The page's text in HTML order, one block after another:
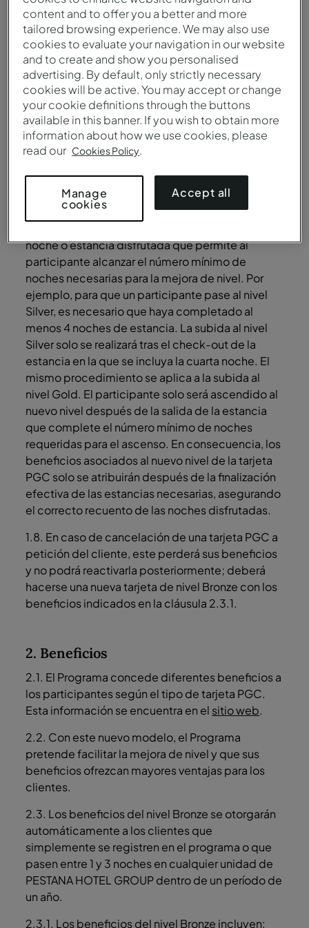
2.12, a), que no se concederá. Si el cliente se
identifica como PGC en el momento del check-
in, se aplicarán el resto de ventajas.
1.7. En relación con el punto anterior, informamos
de que la transición de nivel de la tarjeta PGC
solo puede calcularse en función de las estancias
realizadas a través de los sitios web de PESTANA
HOTEL GROUP, los centros de atención al cliente
hoteleros. Las transiciones de nivel de la tarjeta
PGC, así como la consiguiente atribución de los
beneficios asociados, se producen
noche o estancia disfrutada que permite al
participante alcanzar el número mínimo de
noches necesarias para la mejora de nivel. Por
ejemplo, para que un participante pase al nivel
Silver, es necesario que haya completado al
menos 4 noches de estancia. La subida al nivel
Silver solo se realizará tras el check-out de la
estancia en la que se incluya la cuarta noche. El
mismo procedimiento se aplica a la subida al
nivel Gold. El participante solo será ascendido al
nuevo nivel después de la salida de la estancia
que complete el número mínimo de noches
requeridas para el ascenso. En consecuencia, los
beneficios asociados al nuevo nivel de la tarjeta
PGC solo se atribuirán después de la finalización
efectiva de las estancias necesarias, asegurando
el correcto recuento de las noches disfrutadas.
1.8. En caso de cancelación de una tarjeta PGC a
petición del cliente, este perderá sus beneficios
y no podrá reactivarla posteriormente; deberá
hacerse una nueva tarjeta de nivel Bronze con los
beneficios indicados en la cláusula 2.3.1.
2. Beneficios
2.1. El Programa concede diferentes beneficios a
los participantes según el tipo de tarjeta PGC.
Esta información se encuentra en el sitio web.
2.2. Con este nuevo modelo, el Programa
pretende facilitar la mejora de nivel y que sus
beneficios ofrezcan mayores ventajas para los
clientes.
2.3. Los beneficios del nivel Bronze se otorgarán
automáticamente a los clientes que
simplemente se registren en el programa o que
pasen entre 1 y 3 noches en cualquier unidad de
PESTANA HOTEL GROUP dentro de un período de
un año.
2.3.1. Los beneficios del nivel Bronze incluyen:
content and to offer you a better and more
tailored browsing experience. We may also use
cookies to evaluate your navigation in our website
and to create and show you personalised
advertising. By default, only strictly necessary
cookies will be active. You may accept or change
your cookie definitions through the buttons
available in this banner. If you wish to obtain more
information about how we use cookies, please
read our Cookies Policy.
Accept all
Manage
cookies